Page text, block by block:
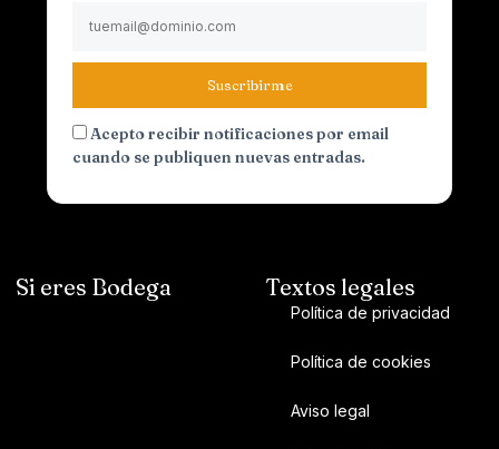
Suscribirme
Acepto recibir notificaciones por email
cuando se publiquen nuevas entradas.
Si eres Bodega Textos legales
Política de privacidad
Política de cookies
Aviso legal